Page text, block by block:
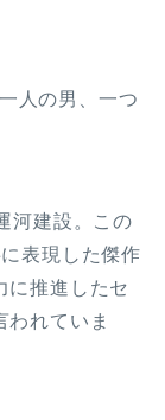
人の男、一つ
河建設。この
表現した傑作
に推進したセ
われていま